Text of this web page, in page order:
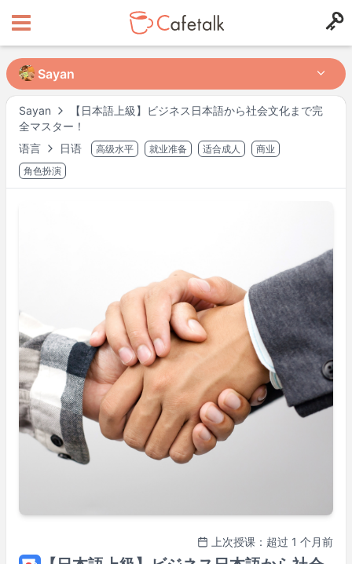
Sayan
【日本語上級】ビジネス日本語から社会文化まで完
全マスター！
语言
日语 高级水平 就业准备 适合成人
商业
角色扮演
上次授课：超过 1 个月前
Sayan
Sayan
来自
178 77
可授课时间段
讲师档案